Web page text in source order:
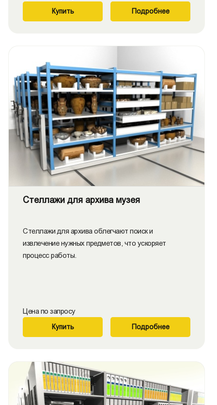
Купить Подробнее
Стеллажи для архива музея
Стеллажи для архива облегчают поиск и
извлечение нужных предметов, что ускоряет
процесс работы.
Цена по запросу
Купить Подробнее